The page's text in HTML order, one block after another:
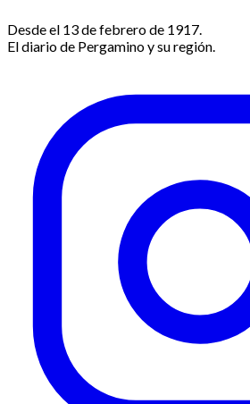
Desde el 13 de febrero de 1917.
El diario de Pergamino y su región.